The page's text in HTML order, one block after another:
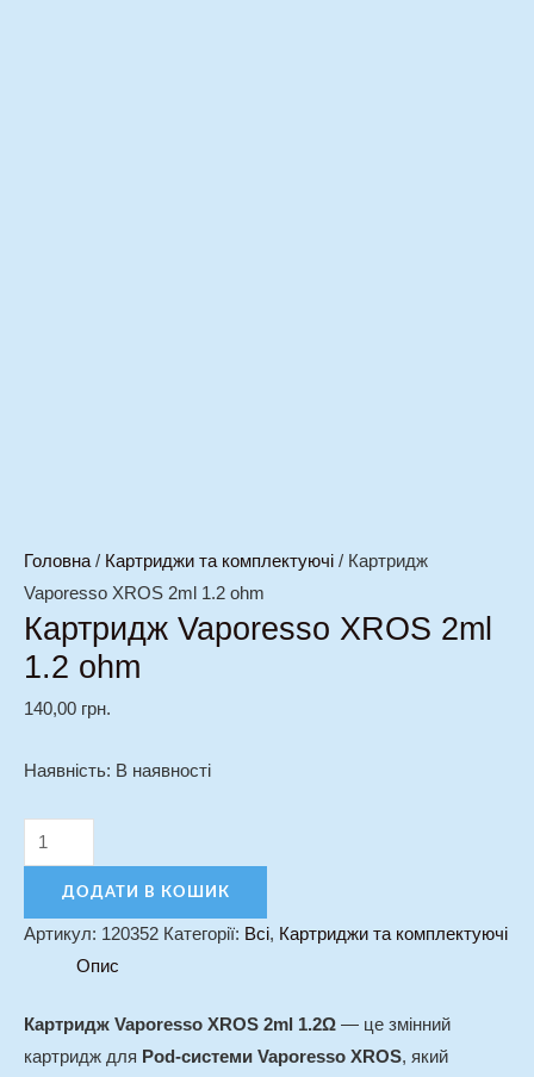
Головна/ Картриджи та комплектуючі / Картридж
Vaporesso XROS 2ml 1.2 ohm
Картридж Vaporesso XROS 2ml
1.2 ohm
140,00 грн.
Наявність: В наявності
ДОДАТИ В КОШИК
Артикул: 120352 Категорії: Всі, Картриджи та комплектуючі
Опис
Картридж Vaporesso XROS 2ml 1.2Ω — це змінний
картридж для Pod-системи Vaporesso XROS, який